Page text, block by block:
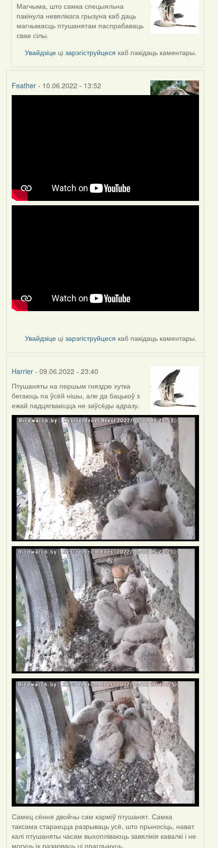
In
reply
to
by
Lighty
Магчыма, што самка спецыяльна
пакінула невялікага грызуна каб даць
магчымасць птушанятам паспрабаваць
свае сілы.
Увайдзіце цізарэгіструйцеся каб пакідаць каментары.
Feather- 10.06.2022 - 13:52
Увайдзіце цізарэгіструйцеся каб пакідаць каментары.
Harrier- 09.06.2022 - 23:40
Птушаняты на першым гняздзе хутка
бегаюць па ўсёй нішы, але да бацькоў з
ежай падцягваюцца не заўсёды адразу.
Самец сёння двойчы сам карміў птушанят. Самка
таксама стараецца разрываць усё, што прыносіць, нават
калі птушаняты часам выхопліваюць завялікія кавалкі і не
могуць іх разарваць ці праглынуць.